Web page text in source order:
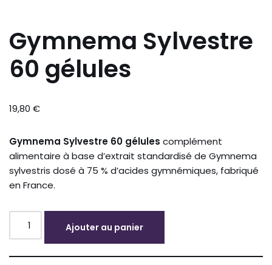
Gymnema Sylvestre
60 gélules
19,80 €
Gymnema Sylvestre 60 gélules complément
alimentaire à base d’extrait standardisé de Gymnema
sylvestris dosé à 75 % d’acides gymnémiques, fabriqué
en France.
Ajouter au panier